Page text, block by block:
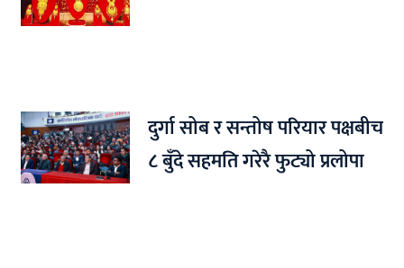
दुर्गा सोब र सन्तोष परियार पक्षबीच
८ बुँदे सहमति गरेरै फुट्यो प्रलोपा